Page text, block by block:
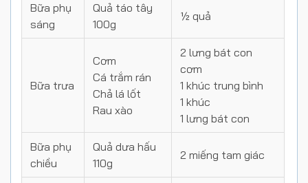
Bữa phụ
sáng
Quả táo tây
100g
½ quả
Bữa trưa
Cơm
Cá trắm rán
Chả lá lốt
Rau xào
2 lưng bát con
cơm
1 khúc trung bình
1 khúc
1 lưng bát con
Bữa phụ
chiều
Quả dưa hấu
110g
2 miếng tam giác